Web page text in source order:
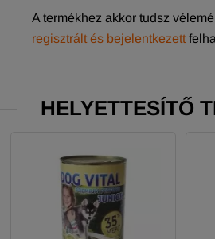
A termékhez akkor tudsz
regisztrált és bejelentkezett
HELYETTESÍTŐ